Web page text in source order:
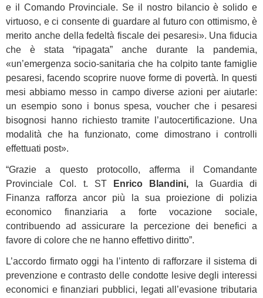
e il Comando Provinciale. Se il nostro bilancio è solido e
virtuoso, e ci consente di guardare al futuro con ottimismo, è
merito anche della fedeltà fiscale dei pesaresi». Una fiducia
che è stata “ripagata” anche durante la pandemia,
«un’emergenza socio-sanitaria che ha colpito tante famiglie
pesaresi, facendo scoprire nuove forme di povertà. In questi
mesi abbiamo messo in campo diverse azioni per aiutarle:
un esempio sono i bonus spesa, voucher che i pesaresi
bisognosi hanno richiesto tramite l’autocertificazione. Una
modalità che ha funzionato, come dimostrano i controlli
effettuati post».
“Grazie a questo protocollo, afferma il Comandante
Provinciale Col. t. ST
Enrico Blandini, la Guardia di
Finanza rafforza ancor più la sua proiezione di polizia
economico finanziaria a forte vocazione sociale,
contribuendo ad assicurare la percezione dei benefici a
favore di colore che ne hanno effettivo diritto”.
L’accordo firmato oggi ha l’intento di rafforzare il sistema di
prevenzione e contrasto delle condotte lesive degli interessi
economici e finanziari pubblici, legati all’evasione tributaria